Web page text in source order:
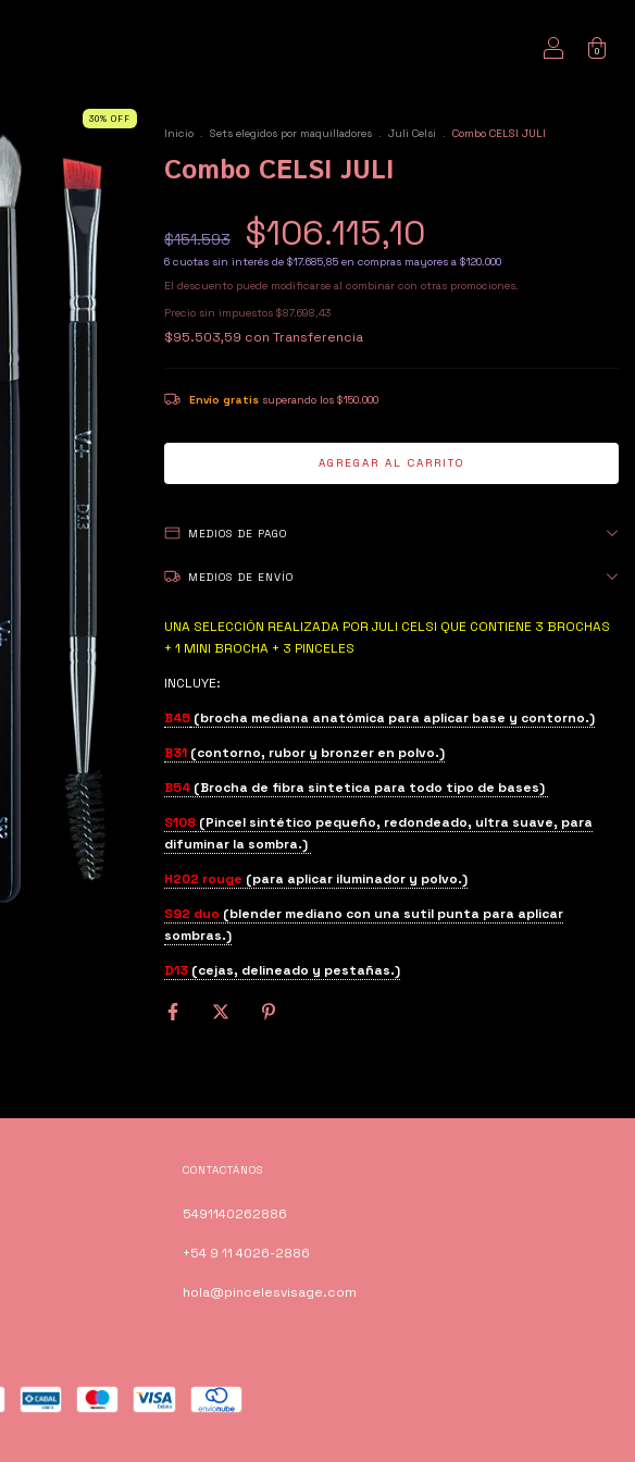
0
30% OFF
Inicio . Sets elegidos por maquilladores . Juli Celsi . Combo CELSI JULI
Combo CELSI JULI
$151.593 $106.115,10
6 cuotas sin interés de $17.685,85
El descuento puede modificarse al combinar con otras promociones.
Precio sin impuestos $87.698,43
$95.503,59 con Transferencia
Envío gratis superando los $150.000
MEDIOS DE PAGO
MEDIOS DE ENVÍO
UNA SELECCIÓN REALIZADA POR JULI CELSI QUE CONTIENE 3 BROCHAS
+ 1 MINI BROCHA + 3 PINCELES
INCLUYE:
B45 (brocha mediana anatómica para aplicar base y contorno.)
B31 (contorno, rubor y bronzer en polvo.)
B54 (Brocha de fibra sintetica para todo tipo de bases)
S108 (Pincel sintético pequeño, redondeado, ultra suave, para
difuminar la sombra.)
H202 rouge (para aplicar iluminador y polvo.)
S92 duo (blender mediano con una sutil punta para aplicar
sombras.)
D13 (cejas, delineado y pestañas.)
CONTACTÁNOS
5491140262886
+54 9 11 4026-2886
hola@pincelesvisage.com